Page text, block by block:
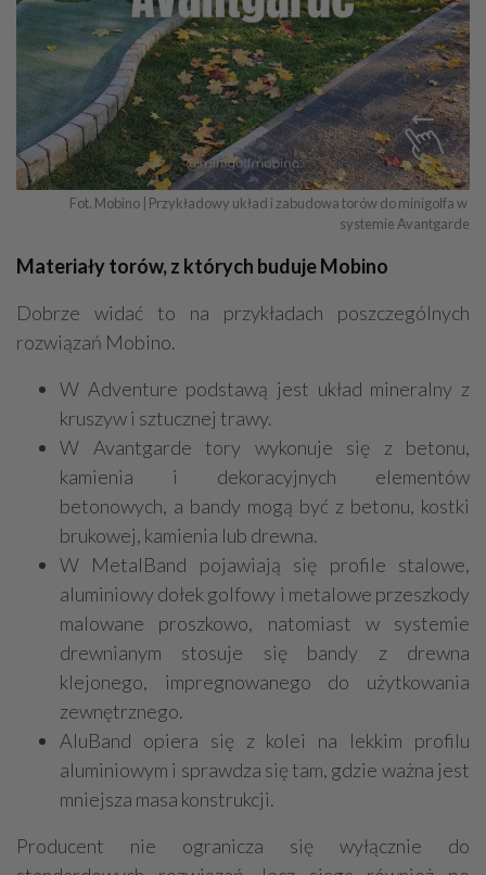
Fot. Mobino | Przykładowy układ i zabudowa torów do minigolfa w
systemie Avantgarde
Materiały torów, z których buduje Mobino
Dobrze widać to na przykładach poszczególnych
rozwiązań Mobino.
W Adventure podstawą jest układ mineralny z
kruszyw i sztucznej trawy.
W Avantgarde tory wykonuje się z betonu,
kamienia i dekoracyjnych elementów
betonowych, a bandy mogą być z betonu, kostki
brukowej, kamienia lub drewna.
W MetalBand pojawiają się profile stalowe,
aluminiowy dołek golfowy i metalowe przeszkody
malowane proszkowo, natomiast w systemie
drewnianym stosuje się bandy z drewna
klejonego, impregnowanego do użytkowania
zewnętrznego.
AluBand opiera się z kolei na lekkim profilu
aluminiowym i sprawdza się tam, gdzie ważna jest
mniejsza masa konstrukcji.
Producent nie ogranicza się wyłącznie do